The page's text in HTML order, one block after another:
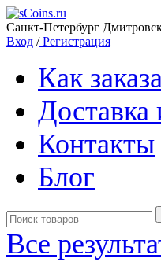
Санкт-Петербург
Вход /Регистрация
Как
Доставка
Контакты
Блог
Все